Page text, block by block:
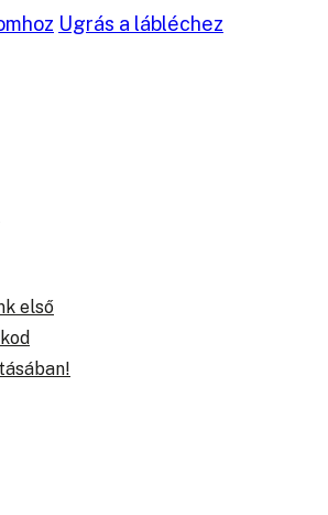
Ugrás a lábléchez
első